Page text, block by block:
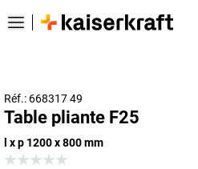
Réf.: 668317 49
Table pliante F25
l x p 1200 x 800 mm